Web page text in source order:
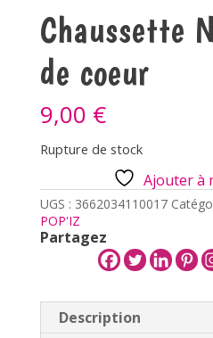
Chaussette
de coeur
9,00 €
Rupture de stock
Ajouter à
UGS : 3662034110017
POP'IZ
Partagez
Description